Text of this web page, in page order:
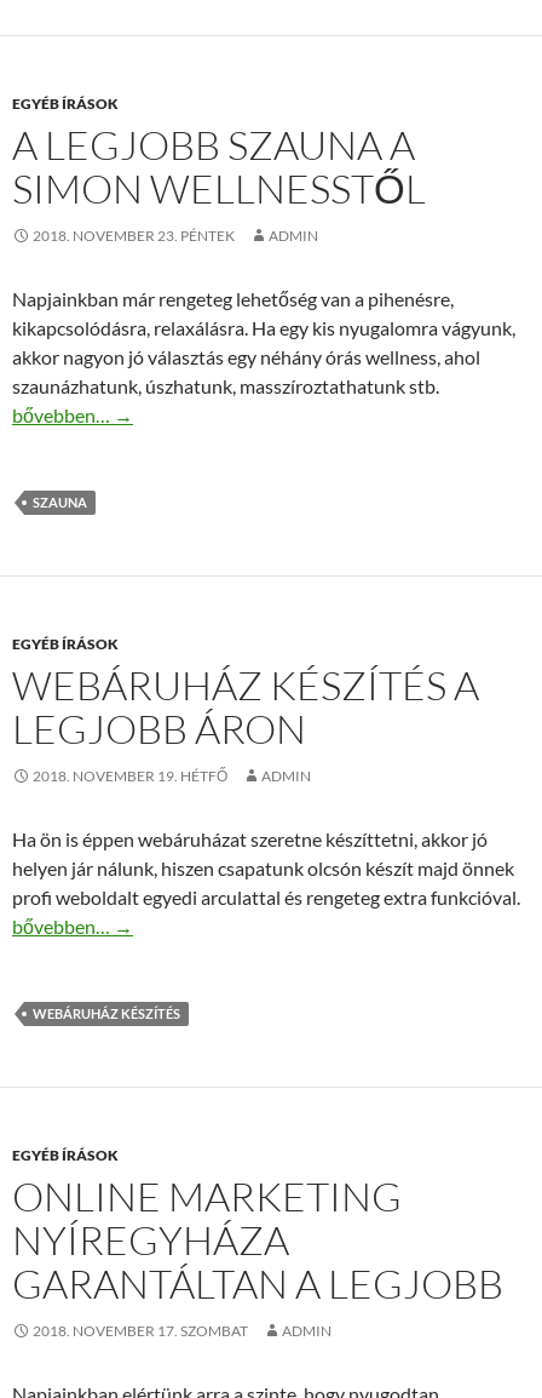
EGYÉB ÍRÁSOK
A LEGJOBB SZAUNA A
SIMON WELLNESSTŐL
2018. NOVEMBER 23. PÉNTEK ADMIN
Napjainkban már rengeteg lehetőség van a pihenésre,
kikapcsolódásra, relaxálásra. Ha egy kis nyugalomra vágyunk,
akkor nagyon jó választás egy néhány órás wellness, ahol
szaunázhatunk, úszhatunk, masszíroztathatunk stb.
A legjobb szauna a Simon Wellnesstől
bővebben… →
SZAUNA
EGYÉB ÍRÁSOK
WEBÁRUHÁZ KÉSZÍTÉS A
LEGJOBB ÁRON
2018. NOVEMBER 19. HÉTFŐ ADMIN
Ha ön is éppen webáruházat szeretne készíttetni, akkor jó
helyen jár nálunk, hiszen csapatunk olcsón készít majd önnek
profi weboldalt egyedi arculattal és rengeteg extra funkcióval.
Webáruház készítés a legjobb áron
bővebben… →
WEBÁRUHÁZ KÉSZÍTÉS
EGYÉB ÍRÁSOK
ONLINE MARKETING
NYÍREGYHÁZA
GARANTÁLTAN A LEGJOBB
2018. NOVEMBER 17. SZOMBAT ADMIN